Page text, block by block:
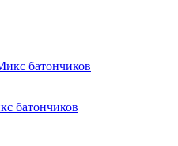
батончиков